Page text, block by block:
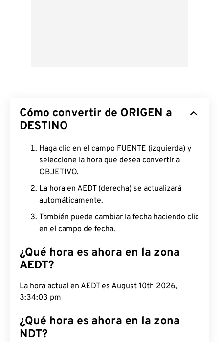
Cómo convertir de ORIGEN a
DESTINO
Haga clic en el campo FUENTE (izquierda) y
seleccione la hora que desea convertir a
OBJETIVO.
La hora en AEDT (derecha) se actualizará
automáticamente.
También puede cambiar la fecha haciendo clic
en el campo de fecha.
¿Qué hora es ahora en la zona
AEDT?
La hora actual en AEDT es August 10th 2026,
3:34:04 pm
¿Qué hora es ahora en la zona
NDT?